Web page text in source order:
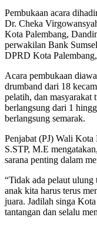
Pembukaan acara
Dr. Cheka
Kota Palembang,
perwakilan Bank
DPRD Kota
Acara pembukaan
drumband dari 18
pelatih, dan masyarakat
berlangsung dari 1
berlangsung semarak.
Penjabat (PJ) Wali
S.STP, M.E
sarana penting dalam
“Tidak ada pelaut
anak kita harus terus
juara. Jadilah singa
tantangan dan selalu